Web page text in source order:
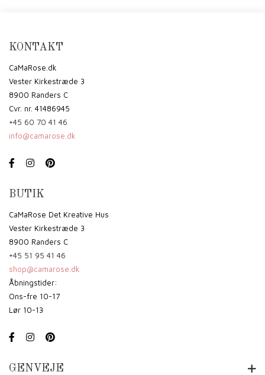
KONTAKT
CaMaRose.dk
Vester Kirkestræde 3
8900 Randers C
Cvr. nr. 41486945
+45 60 70 41 46
info@camarose.dk
BUTIK
CaMaRose Det Kreative Hus
Vester Kirkestræde 3
8900 Randers C
+45 51 95 41 46
shop@camarose.dk
Åbningstider:
Ons-fre 10-17
Lør 10-13
GENVEJE